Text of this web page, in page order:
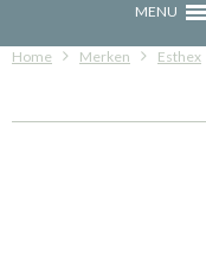
MENU
Home Merken Esthex